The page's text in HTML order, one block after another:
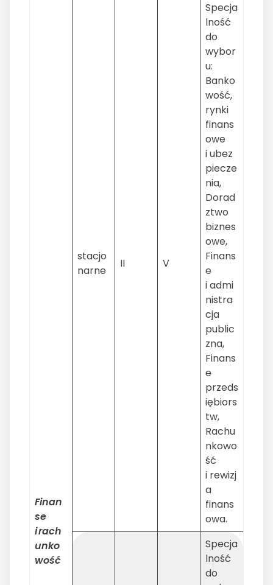
Finan
se
irach
unko
wość
stacjo
narne
II V
Specja
lność
do
wybor
u:
Banko
wość,
rynki
finans
owe
i ubez
piecze
nia,
Dorad
ztwo
biznes
owe,
Finans
e
i admi
nistra
cja
public
zna,
Finans
e
przeds
iębiors
tw,
Rachu
nkowo
ść
i rewizj
a
finans
owa.
Specja
lność
do